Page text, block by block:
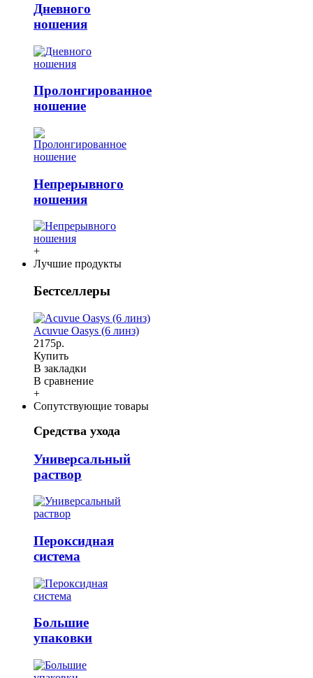
Дневного
ношения
Пролонгированное
ношение
Непрерывного
ношения
+
Лучшие продукты
Бестселлеры
Acuvue Oasys (6 линз)
2175р.
Купить
В закладки
В сравнение
+
Сопутствующие товары
Средства ухода
Универсальный
раствор
Пероксидная
система
Большие
упаковки